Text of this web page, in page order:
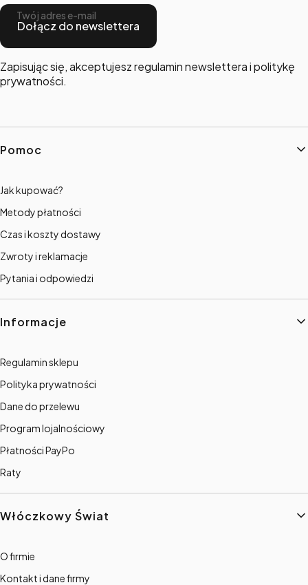
Twój adres e-mail
Dołącz do newslettera
Zapisując się, akceptujesz regulamin newslettera i politykę
prywatności.
Linki w stopce
Pomoc
Jak kupować?
Metody płatności
Czas i koszty dostawy
Zwroty i reklamacje
Pytania i odpowiedzi
Informacje
Regulamin sklepu
Polityka prywatności
Dane do przelewu
Program lojalnościowy
Płatności PayPo
Raty
Włóczkowy Świat
O firmie
Kontakt i dane firmy